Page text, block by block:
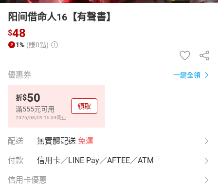
阳间借命人16【有聲書】
$48
1% (賺0點)
優惠券 一鍵全領
折$50
滿555元可用
2026/08/09 15:59截止
領取
配送 無實體配送 免運
付款 信用卡／LINE Pay／AFTEE／ATM
信用卡優惠